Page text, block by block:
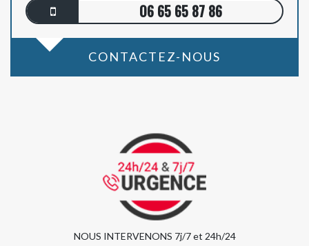
06 65 65 87 86
CONTACTEZ-NOUS
NOUS INTERVENONS 7j/7 et 24h/24